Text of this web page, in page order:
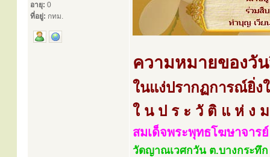
อายุ: 0
ที่อยู่: กทม.
ความหมายของวั
ในแง่ปรากฏการณ์ยิ่ง
ใ น ป ร ะ วั ติ แ ห่ ง
สมเด็จพระพุทธโฆษาจาร
วัดญาณเวศกวัน ต.บางกระทึ